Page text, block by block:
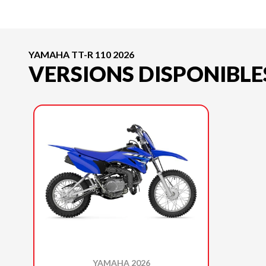
YAMAHA TT-R 110 2026
VERSIONS
YAMAHA 2026